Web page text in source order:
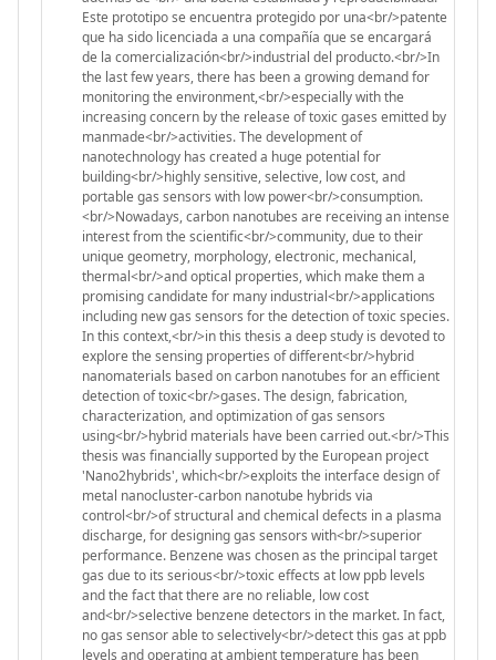
Este prototipo se encuentra protegido por una<br/>patente
que ha sido licenciada a una compañía que se encargará
de la comercialización<br/>industrial del producto.<br/>In
the last few years, there has been a growing demand for
monitoring the environment,<br/>especially with the
increasing concern by the release of toxic gases emitted by
manmade<br/>activities. The development of
nanotechnology has created a huge potential for
building<br/>highly sensitive, selective, low cost, and
portable gas sensors with low power<br/>consumption.
<br/>Nowadays, carbon nanotubes are receiving an intense
interest from the scientific<br/>community, due to their
unique geometry, morphology, electronic, mechanical,
thermal<br/>and optical properties, which make them a
promising candidate for many industrial<br/>applications
including new gas sensors for the detection of toxic species.
In this context,<br/>in this thesis a deep study is devoted to
explore the sensing properties of different<br/>hybrid
nanomaterials based on carbon nanotubes for an efficient
detection of toxic<br/>gases. The design, fabrication,
characterization, and optimization of gas sensors
using<br/>hybrid materials have been carried out.<br/>This
thesis was financially supported by the European project
'Nano2hybrids', which<br/>exploits the interface design of
metal nanocluster-carbon nanotube hybrids via
control<br/>of structural and chemical defects in a plasma
discharge, for designing gas sensors with<br/>superior
performance. Benzene was chosen as the principal target
gas due to its serious<br/>toxic effects at low ppb levels
and the fact that there are no reliable, low cost
and<br/>selective benzene detectors in the market. In fact,
no gas sensor able to selectively<br/>detect this gas at ppb
levels and operating at ambient temperature has been